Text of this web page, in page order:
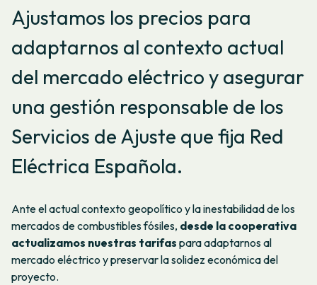
Ajustamos los precios para
adaptarnos al contexto actual
del mercado eléctrico y asegurar
una gestión responsable de los
Servicios de Ajuste que fija Red
Eléctrica Española.
Ante el actual contexto geopolítico y la inestabilidad de los
mercados de combustibles fósiles, desde la cooperativa
actualizamos nuestras tarifas para adaptarnos al
mercado eléctrico y preservar la solidez económica del
proyecto.